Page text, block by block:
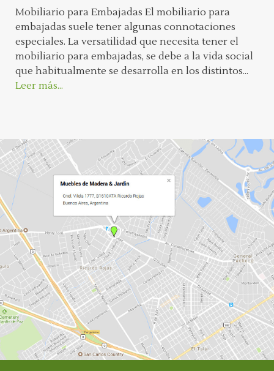
Mobiliario para Embajadas El mobiliario para
embajadas suele tener algunas connotaciones
especiales. La versatilidad que necesita tener el
mobiliario para embajadas, se debe a la vida social
que habitualmente se desarrolla en los distintos...
Leer más...